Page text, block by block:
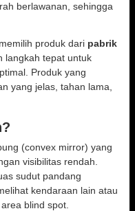
berlawanan, sehingga
produk dari pabrik
langkah tepat untuk
Produk yang
yang jelas, tahan lama,
(convex mirror) yang
visibilitas rendah.
sudut pandang
kendaraan lain atau
blind spot.